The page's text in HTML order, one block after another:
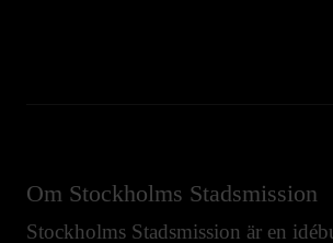
Om Stockholms Stadsmission
Stockholms Stadsmission är en